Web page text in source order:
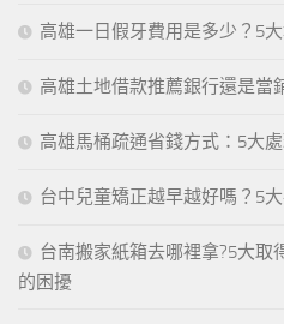
高雄一日假牙費用是多少？5
高雄土地借款推薦銀行還是當
高雄馬桶疏通省錢方式：5大
台中兒童矯正越早越好嗎？5
台南搬家紙箱去哪裡拿?5大取
的困擾